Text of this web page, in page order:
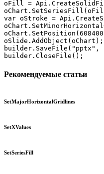
oFill =
var oStroke =
oSlide.AddObject(oChart);
builder.SaveFile("pptx",
builder.CloseFile();
Рекомендуемые статьи
SetMajorHorizontalGridlines
SetXValues
SetSeriesFill